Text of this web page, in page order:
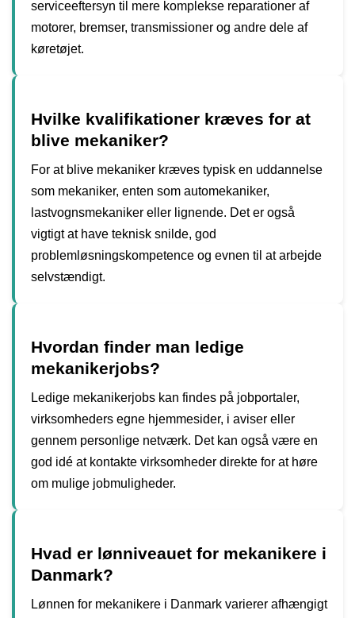
serviceeftersyn til mere komplekse reparationer af
motorer, bremser, transmissioner og andre dele af
køretøjet.
Hvilke kvalifikationer kræves for at
blive mekaniker?
For at blive mekaniker kræves typisk en uddannelse
som mekaniker, enten som automekaniker,
lastvognsmekaniker eller lignende. Det er også
vigtigt at have teknisk snilde, god
problemløsningskompetence og evnen til at arbejde
selvstændigt.
Hvordan finder man ledige
mekanikerjobs?
Ledige mekanikerjobs kan findes på jobportaler,
virksomheders egne hjemmesider, i aviser eller
gennem personlige netværk. Det kan også være en
god idé at kontakte virksomheder direkte for at høre
om mulige jobmuligheder.
Hvad er lønniveauet for mekanikere i
Danmark?
Lønnen for mekanikere i Danmark varierer afhængigt